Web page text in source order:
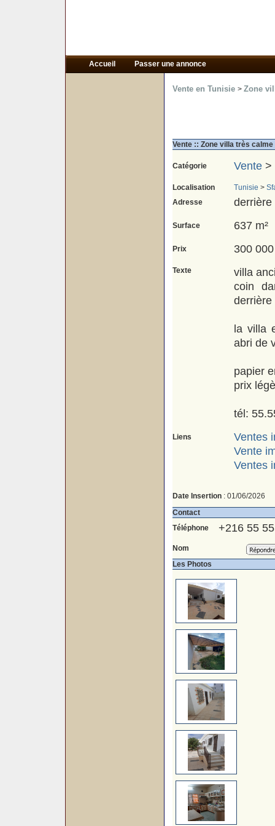
Accueil Passer une annonce
Vente en Tunisie > Zone
Vente :: Zone villa très calme
Catégorie Vente>
Localisation Tunisie >
Adresse
derrière
Surface 637 m²
Prix 300
Texte
villa
coin
derrière
la villa
abri de
papier
prix
tél:
Liens
Ventes
Vente
Ventes
Date Insertion: 01/06/2026
Contact
Téléphone
+216 55
Nom
Les Photos